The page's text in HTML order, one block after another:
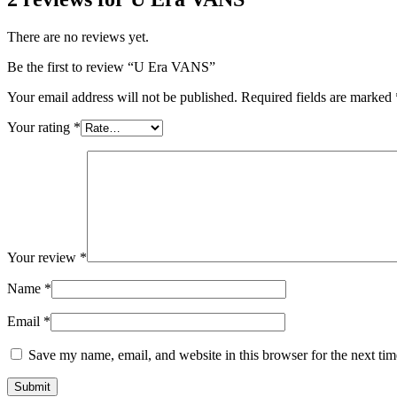
There are no reviews yet.
Be the first to review “U Era VANS”
Your email address will not be published. Required fields are marked
Your rating *
Your review *
Name *
Email *
Save my name, email, and website in this browser for the next